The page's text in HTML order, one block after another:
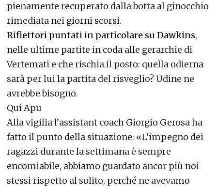
pienamente recuperato dalla botta al ginocchio
rimediata nei giorni scorsi.
Riflettori puntati in particolare su Dawkins,
nelle ultime partite in coda alle gerarchie di
Vertemati e che rischia il posto: quella odierna
sarà per lui la partita del risveglio? Udine ne
avrebbe bisogno.
Qui Apu
Alla vigilia l’assistant coach Giorgio Gerosa ha
fatto il punto della situazione: «L’impegno dei
ragazzi durante la settimana è sempre
encomiabile, abbiamo guardato ancor più noi
stessi rispetto al solito, perché ne avevamo